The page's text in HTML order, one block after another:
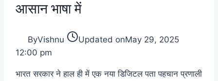
आसान भाषा में
ByVishnu Updated onMay 29, 2025
12:00 pm
भारत सरकार ने हाल ही में एक नया डिजिटल पता पहचान प्रणाली